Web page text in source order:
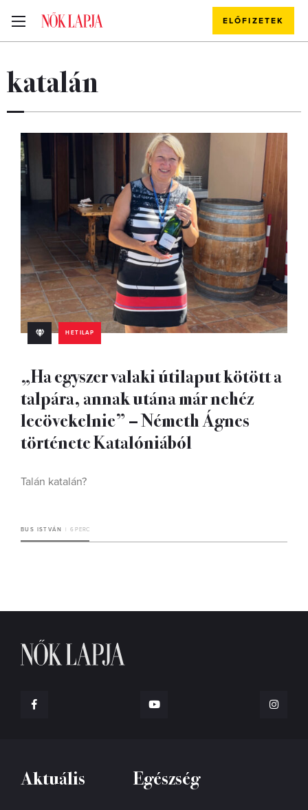
ELŐFIZETEK
katalán
HETILAP
„Ha egyszer valaki útilaput kötött a
talpára, annak utána már nehéz
lecövekelnie” – Németh Ágnes
története Katalóniából
Talán katalán?
BUS ISTVÁN 6 PERC
Aktuális Egészség